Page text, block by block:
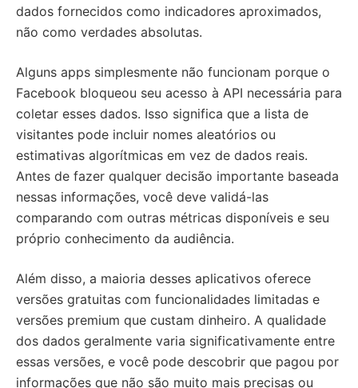
dados fornecidos como indicadores aproximados,
não como verdades absolutas.
Alguns apps simplesmente não funcionam porque o
Facebook bloqueou seu acesso à API necessária para
coletar esses dados. Isso significa que a lista de
visitantes pode incluir nomes aleatórios ou
estimativas algorítmicas em vez de dados reais.
Antes de fazer qualquer decisão importante baseada
nessas informações, você deve validá-las
comparando com outras métricas disponíveis e seu
próprio conhecimento da audiência.
Além disso, a maioria desses aplicativos oferece
versões gratuitas com funcionalidades limitadas e
versões premium que custam dinheiro. A qualidade
dos dados geralmente varia significativamente entre
essas versões, e você pode descobrir que pagou por
informações que não são muito mais precisas ou